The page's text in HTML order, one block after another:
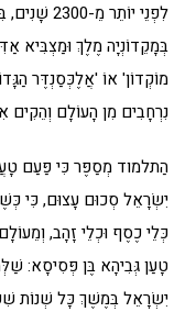
לִפְנֵי
בְּמָקֵדוֹנְיָה מֶלֶךְ וּמַצְבִּיא
מוֹקְדוֹן' אוֹ 'אֲלֶכְּסַנְדֶּר
נִרְחָבִים מִן הָעוֹלָם וְהֵקִים
הַתלמוד מְסַפֶּר כִּי פַּעַם
יִשְׂרָאֵל סְכוּם עָצוּם, כִּי
כְּלֵי כֶסֶף וּכְלֵי זָהָב,
טָעַן גְּבִיהָא בֶּן פְּסִיסָא:
יִשְׂרָאֵל בְּמֶשֶׁךְ כָּל שְׁנוֹת